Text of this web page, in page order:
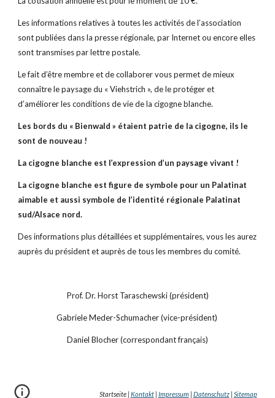
Les informations relatives à toutes les activités de l’association
sont publiées dans la presse régionale, par Internet ou encore elles
sont transmises par lettre postale.
Le fait d’être membre et de collaborer vous permet de mieux
connaître le paysage du « Viehstrich », de le protéger et
d’améliorer les conditions de vie de la cigogne blanche.
Les bords du « Bienwald » étaient patrie de la cigogne, ils le
sont de nouveau !
La cigogne blanche est l’expression d’un paysage vivant !
La cigogne blanche est figure de symbole pour un Palatinat
aimable et aussi symbole de l’identité régionale Palatinat
sud/Alsace nord.
Des informations plus détaillées et supplémentaires, vous les aurez
auprès du président et auprès de tous les membres du comité.
Prof. Dr. Horst Taraschewski (président)
Gabriele Meder-Schumacher (vice-président)
Daniel Blocher (correspondant français)
Startseite | Kontakt| Impressum | Datenschutz| Sitemap